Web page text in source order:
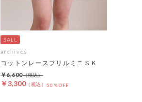
archives
コットンレースフリルミニＳＫ
￥3,300 50％OFF
￥6,600